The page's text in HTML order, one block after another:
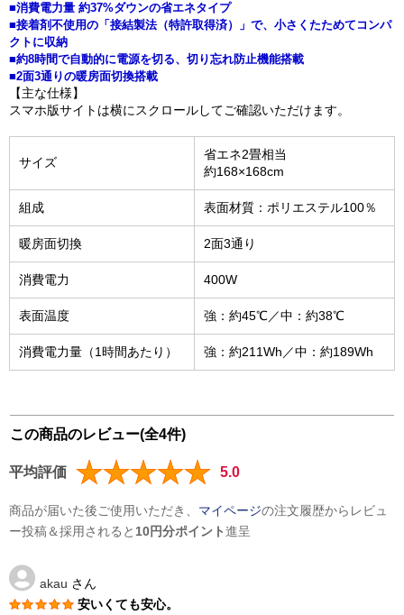
■消費電力量 約37%ダウンの省エネタイプ
■接着剤不使用の「接結製法（特許取得済）」で、小さくたためてコンパ
クトに収納
■約8時間で自動的に電源を切る、切り忘れ防止機能搭載
■2面3通りの暖房面切換搭載
【主な仕様】
スマホ版サイトは横にスクロールしてご確認いただけます。
サイズ
省エネ2畳相当
約168×168cm
組成 表面材質：ポリエステル100％
暖房面切換 2面3通り
消費電力 400W
表面温度 強：約45℃／中：約38℃
消費電力量（1時間あたり） 強：約211Wh／中：約189Wh
この商品のレビュー(全4件)
平均評価 5.0
商品が届いた後ご使用いただき、 マイページの注文履歴からレビュ
ー投稿＆採用されると 10円分ポイント進呈
akau さん
安いくても安心。